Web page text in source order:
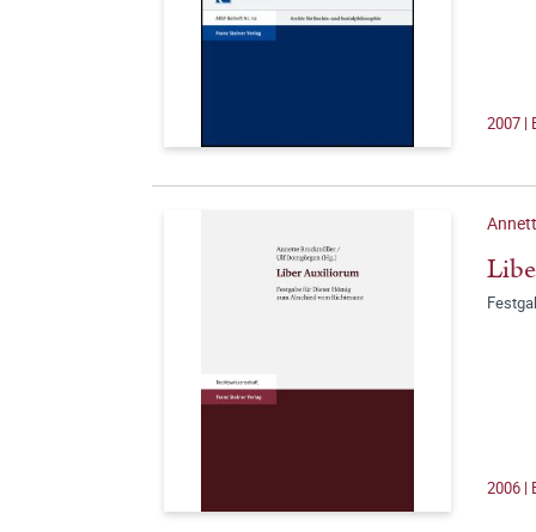
2007 |
2006 |